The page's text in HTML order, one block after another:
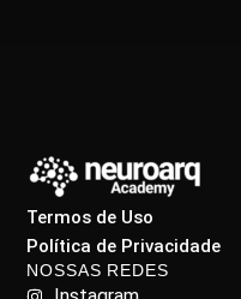
Termos de Uso
Política de Privacidade
NOSSAS REDES